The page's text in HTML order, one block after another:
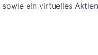
ein virtuelles